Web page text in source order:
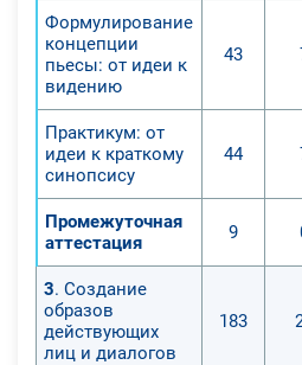
Формулирование
концепции
пьесы: от идеи к
видению
43
Практикум: от
идеи к краткому
синопсису
44
Промежуточная
аттестация
9
3. Создание
образов
действующих
лиц и диалогов
183